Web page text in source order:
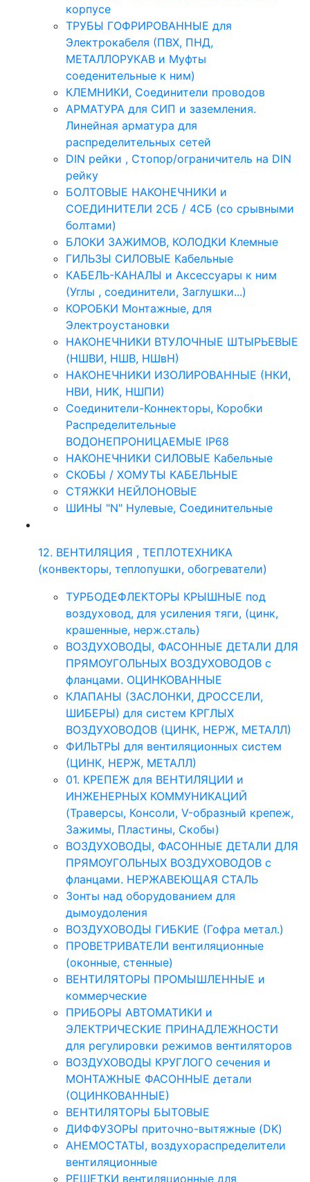
корпусе
ТРУБЫ ГОФРИРОВАННЫЕ для
Электрокабеля (ПВХ, ПНД,
МЕТАЛЛОРУКАВ и Муфты
соеденительные к ним)
КЛЕМНИКИ, Соединители проводов
АРМАТУРА для СИП и заземления.
Линейная арматура для
распределительных сетей
DIN рейки , Стопор/ограничитель на DIN
рейку
БОЛТОВЫЕ НАКОНЕЧНИКИ и
СОЕДИНИТЕЛИ 2СБ / 4СБ (со срывными
болтами)
БЛОКИ ЗАЖИМОВ, КОЛОДКИ Клемные
ГИЛЬЗЫ СИЛОВЫЕ Кабельные
КАБЕЛЬ-КАНАЛЫ и Аксессуары к ним
(Углы , соединители, Заглушки...)
КОРОБКИ Монтажные, для
Электроустановки
НАКОНЕЧНИКИ ВТУЛОЧНЫЕ ШТЫРЬЕВЫЕ
(НШВИ, НШВ, НШвН)
НАКОНЕЧНИКИ ИЗОЛИРОВАННЫЕ (НКИ,
НВИ, НИК, НШПИ)
Соединители-Коннекторы, Коробки
Распределительные
ВОДОНЕПРОНИЦАЕМЫЕ IP68
НАКОНЕЧНИКИ СИЛОВЫЕ Кабельные
СКОБЫ / ХОМУТЫ КАБЕЛЬНЫЕ
СТЯЖКИ НЕЙЛОНОВЫЕ
ШИНЫ "N" Нулевые, Соединительные
12. ВЕНТИЛЯЦИЯ , ТЕПЛОТЕХНИКА
(конвекторы, теплопушки, обогреватели)
ТУРБОДЕФЛЕКТОРЫ КРЫШНЫЕ под
воздуховод, для усиления тяги, (цинк,
крашенные, нерж.сталь)
ВОЗДУХОВОДЫ, ФАСОННЫЕ ДЕТАЛИ ДЛЯ
ПРЯМОУГОЛЬНЫХ ВОЗДУХОВОДОВ с
фланцами. ОЦИНКОВАННЫЕ
КЛАПАНЫ (ЗАСЛОНКИ, ДРОССЕЛИ,
ШИБЕРЫ) для систем КРГЛЫХ
ВОЗДУХОВОДОВ (ЦИНК, НЕРЖ, МЕТАЛЛ)
ФИЛЬТРЫ для вентиляционных систем
(ЦИНК, НЕРЖ, МЕТАЛЛ)
01. КРЕПЕЖ для ВЕНТИЛЯЦИИ и
ИНЖЕНЕРНЫХ КОММУНИКАЦИЙ
(Траверсы, Консоли, V-образный крепеж,
Зажимы, Пластины, Скобы)
ВОЗДУХОВОДЫ, ФАСОННЫЕ ДЕТАЛИ ДЛЯ
ПРЯМОУГОЛЬНЫХ ВОЗДУХОВОДОВ с
фланцами. НЕРЖАВЕЮЩАЯ СТАЛЬ
Зонты над оборудованием для
дымоудоления
ВОЗДУХОВОДЫ ГИБКИЕ (Гофра метал.)
ПРОВЕТРИВАТЕЛИ вентиляционные
(оконные, стенные)
ВЕНТИЛЯТОРЫ ПРОМЫШЛЕННЫЕ и
коммерческие
ПРИБОРЫ АВТОМАТИКИ и
ЭЛЕКТРИЧЕСКИЕ ПРИНАДЛЕЖНОСТИ
для регулировки режимов вентиляторов
ВОЗДУХОВОДЫ КРУГЛОГО сечения и
МОНТАЖНЫЕ ФАСОННЫЕ детали
(ОЦИНКОВАННЫЕ)
ВЕНТИЛЯТОРЫ БЫТОВЫЕ
ДИФФУЗОРЫ приточно-вытяжные (DK)
АНЕМОСТАТЫ, воздухораспределители
вентиляционные
РЕШЕТКИ вентиляционные для